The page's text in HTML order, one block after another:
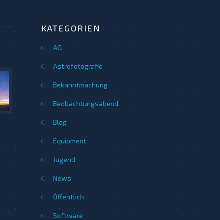
KATEGORIEN
AG
Astrofotografie
Bekanntmachung
Beobachtungsabend
Blog
Equipment
Jugend
News
Öffentlich
Software